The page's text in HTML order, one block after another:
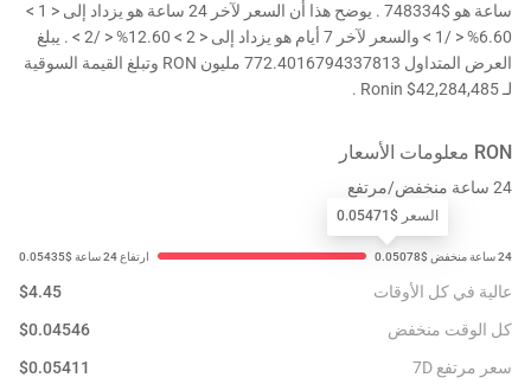
ساعة هو $748334 . يوضح هذا أن السعر لآخر 24 ساعة هو يزداد إلى < 1 >
6.60% < /1 > والسعر لآخر 7 أيام هو يزداد إلى < 2 > 12.60% < /2 > . يبلغ
العرض المتداول 772.4016794337813 مليون RON وتبلغ القيمة السوقية
لـ Ronin $42,284,485 .
RON معلومات الأسعار
24 ساعة منخفض/مرتفع
السعر $0.05471
عالية في كل الأوقات $4.45
كل الوقت منخفض
$0.04546
سعر مرتفع 7D
$0.05411